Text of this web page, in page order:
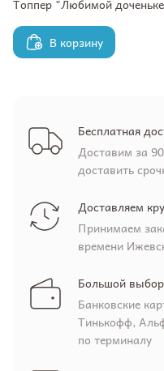
Топпер "Любимой
В корзину
Бесплатная
Доставим за
доставить
Доставляем
Принимаем
времени
Большой
Банковские
Тинькофф,
по терминалу